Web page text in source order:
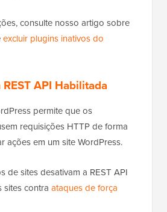
consulte nosso artigo sobre
excluir plugins inativos do
API Habilitada
permite que os
requisições HTTP de forma
ações em um site WordPress.
de sites desativam a REST API
sites contra ataques de força